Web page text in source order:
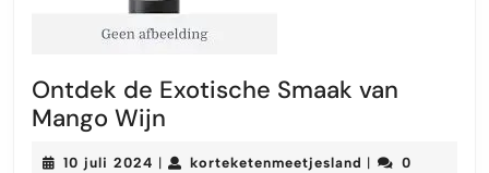
Ontdek de Exotische Smaak van
Mango Wijn
10 juli 2024 10| korteketenmeetjesland |
0